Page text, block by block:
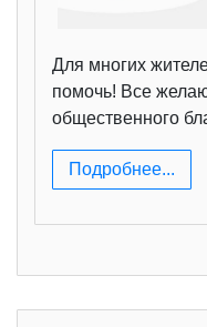
Для многих
помочь! Все
общественного
Подробнее...